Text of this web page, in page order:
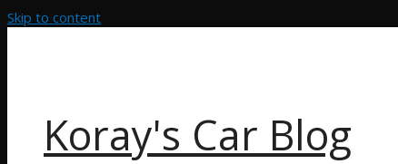
Skip to content
Koray's Car Blog